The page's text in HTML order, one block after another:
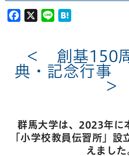
Facebook
X Line
＜ 創基150
典・記念行事
＞
群馬大学は、2023年に
「小学校教員伝習所」
えました